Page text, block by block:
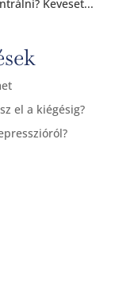
Keveset...
el a kiégésig?